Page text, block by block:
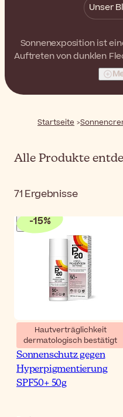
Unser
Sonnenexposition ist
Auftreten von dunklen
Haut entsprechend
Produkt mit
einige
Flecken
Startseite
Alle Produkte
71 Ergebnisse
-15%
Hautverträglichkeit
dermatologisch bestätigt
Riemann P20
Sonnenschutz gegen
Hyperpigmentierung
SPF50+ 50g